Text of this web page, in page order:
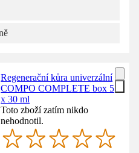
Regenerační kůra univerzální
COMPO COMPLETE box 5
x 30 ml
Toto zboží zatím nikdo
nehodnotil.